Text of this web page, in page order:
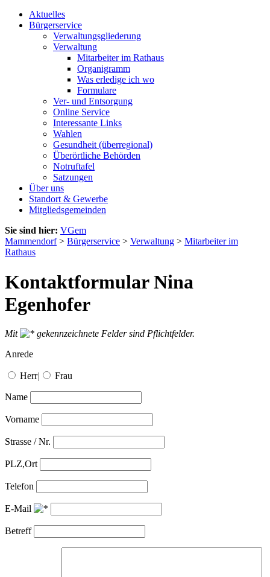
Aktuelles
Bürgerservice
Verwaltungsgliederung
Verwaltung
Mitarbeiter im Rathaus
Organigramm
Was erledige ich wo
Formulare
Ver- und Entsorgung
Online Service
Interessante Links
Wahlen
Gesundheit (überregional)
Überörtliche Behörden
Notruftafel
Satzungen
Über uns
Standort & Gewerbe
Mitgliedsgemeinden
Sie sind hier: VGem
Mammendorf> Bürgerservice > Verwaltung > Mitarbeiter im
Rathaus
Kontaktformular Nina
Egenhofer
Mit
gekennzeichnete Felder sind Pflichtfelder.
Anrede
Herr| Frau
Name
Vorname
Strasse / Nr.
PLZ,Ort
Telefon
E-Mail
Betreff